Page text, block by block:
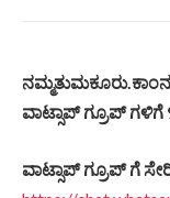
ನಮ್ಮತುಮಕೂರು.ಕಾಂನ
ವಾಟ್ಸಾಪ್ ಗ್ರೂಪ್ ಗಳಿಗೆ
ವಾಟ್ಸಾಪ್ ಗ್ರೂಪ್ ಗೆ